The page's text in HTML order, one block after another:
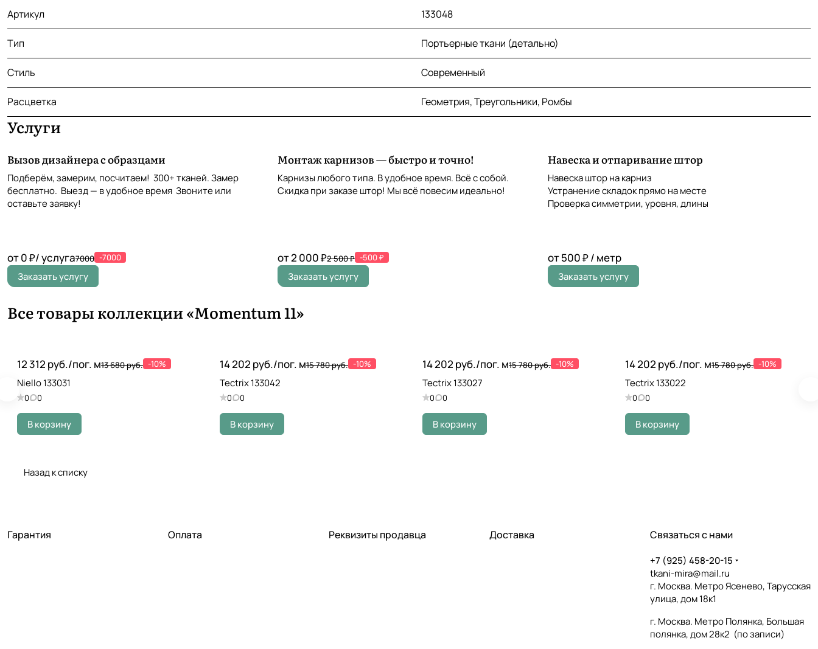
Артикул 133048
Тип Портьерные ткани (детально)
Стиль Современный
Расцветка Геометрия, Треугольники, Ромбы
Услуги
Вызов дизайнера с образцами
Подберём, замерим, посчитаем! 300+ тканей. Замер
бесплатно. Выезд — в удобное время Звоните или
оставьте заявку!
от 0 ₽/ услуга7000 -7000
Заказать услугу
Монтаж карнизов — быстро и точно!
Карнизы любого типа. В удобное время. Всё с собой.
Скидка при заказе штор! Мы всё повесим идеально!
от 2 000 ₽2 500 ₽ -500 ₽
Заказать услугу
Навеска и отпаривание штор
Навеска штор на карниз
Устранение складок прямо на месте
Проверка симметрии, уровня, длины
от 500 ₽ / метр
Заказать услугу
Все товары коллекции «Momentum 11»
12 312 руб./пог. м13 680 руб. -10%
Niello 133031
0 0
В корзину
14 202 руб./пог. м15 780 руб. -10%
Tectrix 133042
0 0
В корзину
14 202 руб./пог. м15 780 руб. -10%
Tectrix 133027
0 0
В корзину
14 202 руб./пог. м15 780 руб. -10%
Tectrix 133022
0 0
В корзину
Назад к списку
Гарантия Оплата Реквизиты продавца Доставка Связаться с нами
+7 (925) 458-20-15
tkani-mira@mail.ru
г. Москва. Метро Ясенево, Тарусская
улица, дом 18к1
г. Москва. Метро Полянка, Большая
полянка, дом 28к2 (по записи)